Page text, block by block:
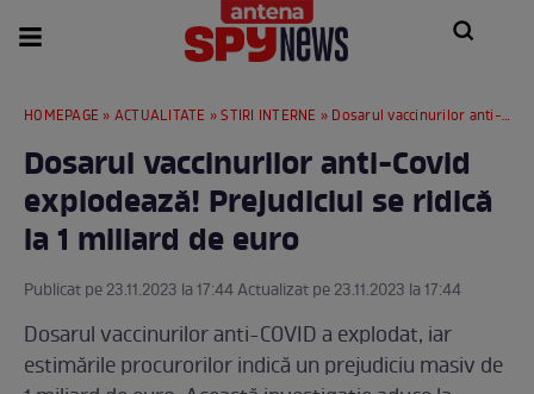
HOMEPAGE » ACTUALITATE »STIRI INTERNE » Dosarul vaccinurilor anti-Covid explodează! Prejudiciul se ridică la 1 miliard de euro
Dosarul vaccinurilor anti-Covid
explodează! Prejudiciul se ridică
la 1 miliard de euro
Publicat pe 23.11.2023 la 17:44 Actualizat pe 23.11.2023 la 17:44
Dosarul vaccinurilor anti-COVID a explodat, iar
estimările procurorilor indică un prejudiciu masiv de